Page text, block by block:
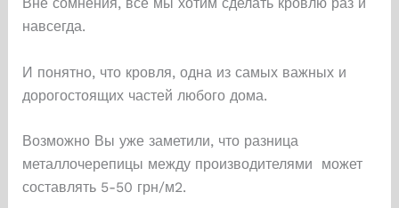
навсегда.
И понятно, что кровля, одна из самых важных и
дорогостоящих частей любого дома.
Возможно Вы уже заметили, что разница
металлочерепицы между производителями может
составлять 5-50 грн/м2.